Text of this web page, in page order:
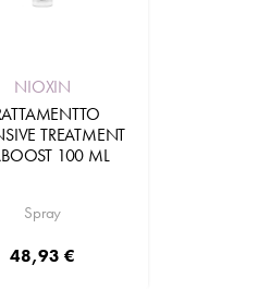
NIOXIN
TREATMENT
100 ML
Spray
48,93 €